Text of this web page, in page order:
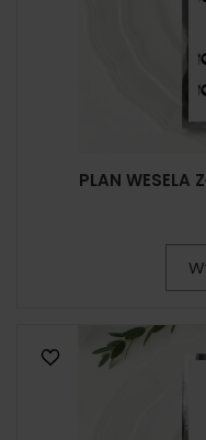
PLAN WESELA